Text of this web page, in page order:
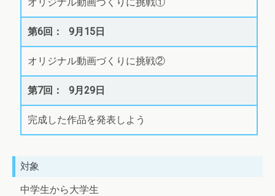
9月15日
オリジナル動画づくりに挑戦②
9月29日
完成した作品を発表しよう
対象
中学生から大学生